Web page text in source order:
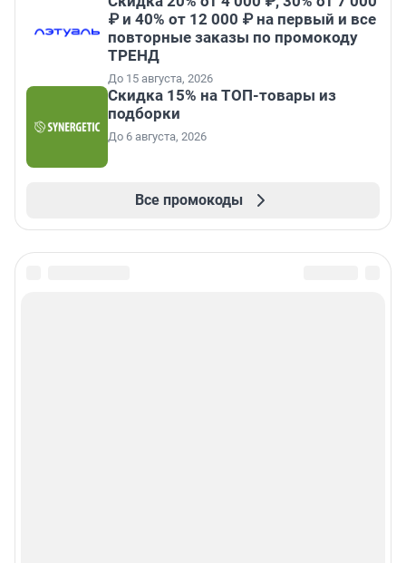
₽ и 40% от 12 000 ₽ на первый и все
повторные заказы по промокоду
ТРЕНД
До 15 августа, 2026
Скидка 15% на ТОП-товары из
подборки
До 6 августа, 2026
Все промокоды